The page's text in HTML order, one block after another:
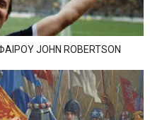
JOHN ROBERTSON